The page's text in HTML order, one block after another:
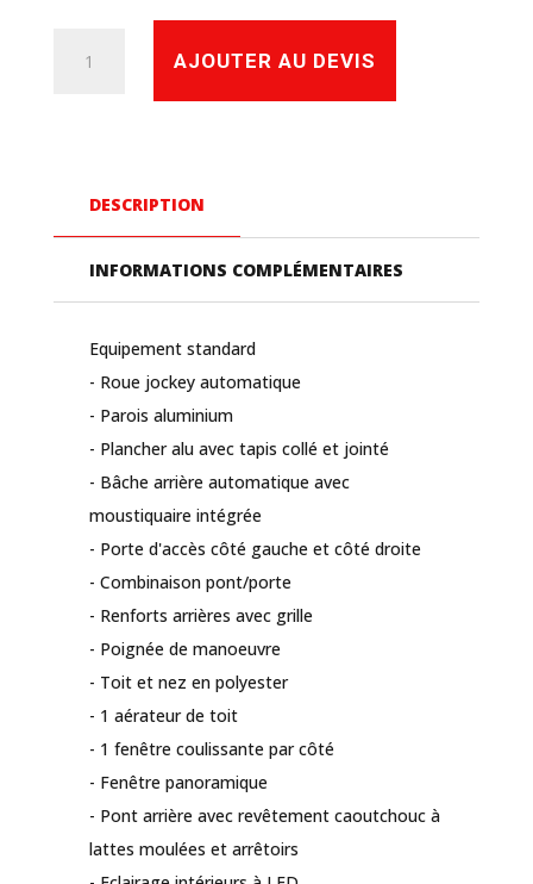
BOCKMANN
AJOUTER AU DEVIS
DESCRIPTION
INFORMATIONS COMPLÉMENTAIRES
Equipement standard
- Roue jockey automatique
- Parois aluminium
- Plancher alu avec tapis collé et jointé
- Bâche arrière automatique avec
moustiquaire intégrée
- Porte d'accès côté gauche et côté droite
- Combinaison pont/porte
- Renforts arrières avec grille
- Poignée de manoeuvre
- Toit et nez en polyester
- 1 aérateur de toit
- 1 fenêtre coulissante par côté
- Fenêtre panoramique
- Pont arrière avec revêtement caoutchouc à
lattes moulées et arrêtoirs